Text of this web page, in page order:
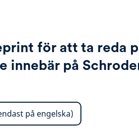
för att ta reda
innebär på
på engelska)